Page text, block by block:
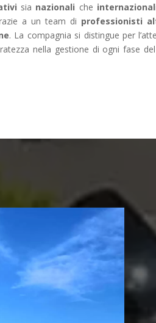
sia nazionali che
a un team di professionisti
. La compagnia si distingue per
nella gestione di ogni fase